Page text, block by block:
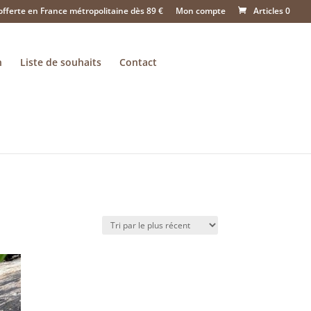
en France métropolitaine dès 89 € Mon compte Articles 0
Liste de souhaits Contact